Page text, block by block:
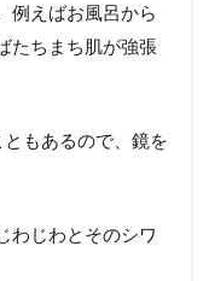
例えばお風呂から
たちまち肌が強張
もあるので、鏡を
わじわとそのシワ